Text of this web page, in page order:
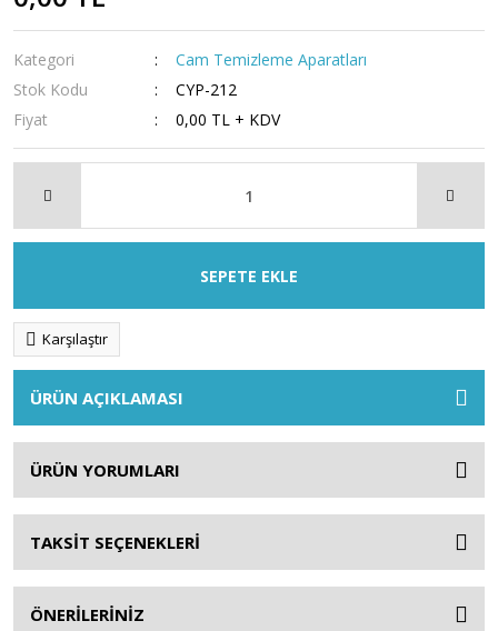
Kategori
Cam Temizleme Aparatları
Stok Kodu
CYP-212
Fiyat
0,00 TL + KDV
SEPETE EKLE
Karşılaştır
ÜRÜN AÇIKLAMASI
ÜRÜN YORUMLARI
TAKSİT SEÇENEKLERİ
ÖNERİLERİNİZ